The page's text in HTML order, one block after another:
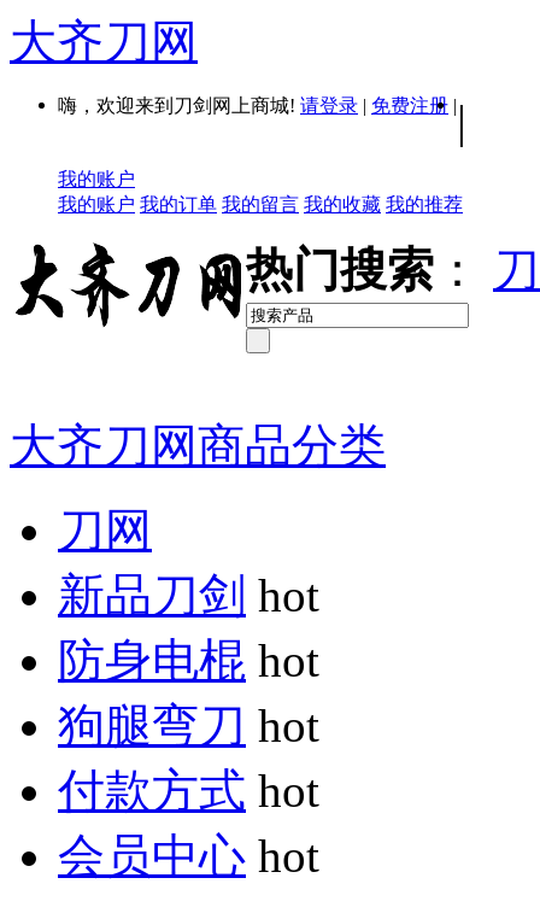
大齐刀网
嗨，欢迎来到刀剑网上商城! 请登录 | 免费注册 | |
我的账户
我的账户 我的订单 我的留言 我的收藏 我的推荐
热门搜索 ：
大齐刀网商品分类
刀网
新品刀剑 hot
防身电棍 hot
狗腿弯刀 hot
付款方式 hot
会员中心 hot